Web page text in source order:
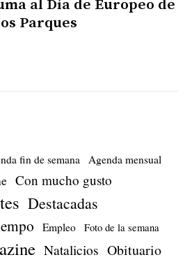
al Día de Europeo de
Parques
fin de semana Agenda mensual
Con mucho gusto
Destacadas
Empleo Foto de la semana
Natalicios Obituario